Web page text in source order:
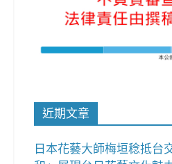
近期文章
日本花藝大師梅垣稔抵